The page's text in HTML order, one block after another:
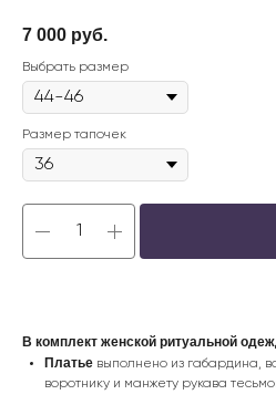
7 000 руб.
Выбрать размер
Размер тапочек
В комплект женской ритуальной
Платье выполнено из габардина,
воротнику и манжету рукава